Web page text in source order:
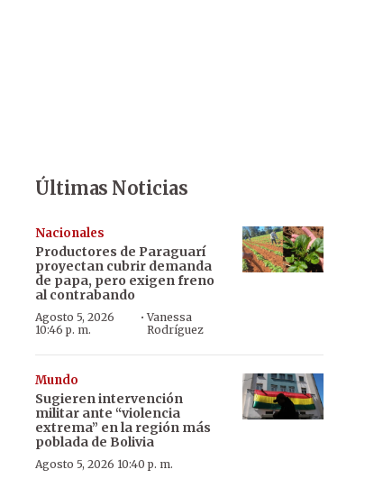
Últimas Noticias
Nacionales
Productores de Paraguarí
proyectan cubrir demanda
de papa, pero exigen freno
al contrabando
Agosto 5, 2026
10:46 p. m.
·Vanessa
Rodríguez
Mundo
Sugieren intervención
militar ante “violencia
extrema” en la región más
poblada de Bolivia
Agosto 5, 2026 10:40 p. m.